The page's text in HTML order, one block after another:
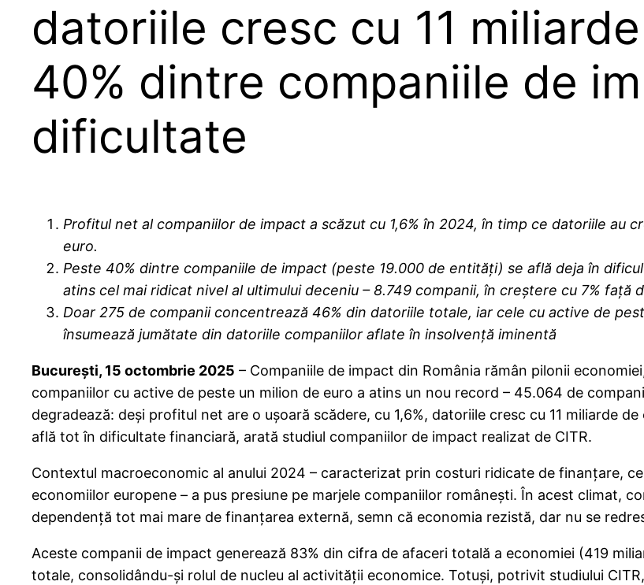
datoriile cresc cu 11
40% dintre companiile de
dificultate
Profitul net al companiilor de impact a scăzut cu 1,6% în 2024, în timp ce datoriile au
euro.
Peste 40% dintre companiile de impact (peste 19.000 de entități) se află deja în
atins cel mai ridicat nivel al ultimului deceniu – 8.749 companii, în creștere cu 7% față
Doar 275 de companii concentrează 46% din datoriile totale, iar cele cu active de
însumează jumătate din datoriile companiilor aflate în insolvență iminentă
București, 15 octombrie 2025 – Companiile de impact din România rămân pilonii
companiilor cu active de peste un milion de euro a atins un nou record – 45.064 de
degradează: deși profitul net are o ușoară scădere, cu 1,6%, datoriile cresc cu 11 miliarde
află tot în dificultate financiară, arată studiul companiilor de impact realizat de CITR.
Contextul macroeconomic al anului 2024 – caracterizat prin costuri ridicate de finanțare,
economiilor europene – a pus presiune pe marjele companiilor românești. În acest climat,
dependență tot mai mare de finanțarea externă, semn că economia rezistă, dar nu se
Aceste companii de impact generează 83% din cifra de afaceri totală a economiei (419
totale, consolidându-și rolul de nucleu al activității economice. Totuși, potrivit studiului